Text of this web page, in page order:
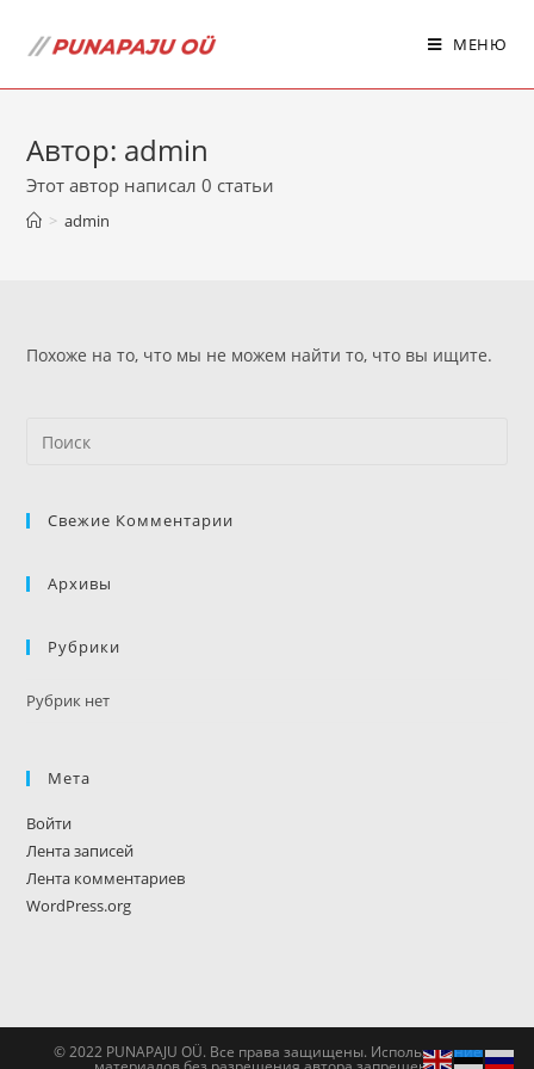
МЕНЮ
Автор: admin
Этот автор написал 0 статьи
> admin
Похоже на то, что мы не можем найти то, что вы ищите.
Свежие Комментарии
Архивы
Рубрики
Рубрик нет
Мета
Войти
Лента записей
Лента комментариев
WordPress.org
© 2022 PUNAPAJU OÜ. Все права защищены. Использование